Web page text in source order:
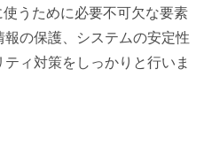
うために必要不可欠な要素
の保護、システムの安定性
ィ対策をしっかりと行いま